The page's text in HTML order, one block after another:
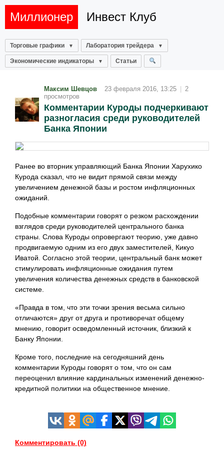
Миллионер Инвест Клуб
Торговые графики Лаборатория трейдера
Экономические индикаторы Статьи
Максим Шевцов 23 февраля 2016, 13:25
2
просмотров
Комментарии Куроды подчеркивают
разногласия среди руководителей
Банка Японии
Ранее во вторник управляющий Банка Японии Харухико
Курода сказал, что не видит прямой связи между
увеличением денежной базы и ростом инфляционных
ожиданий.
Подобные комментарии говорят о резком расхождении
взглядов среди руководителей центрального банка
страны. Слова Куроды опровергают теорию, уже давно
продвигаемую одним из его двух заместителей, Кикуо
Иватой. Согласно этой теории, центральный банк может
стимулировать инфляционные ожидания путем
увеличения количества денежных средств в банковской
системе.
«Правда в том, что эти точки зрения весьма сильно
отличаются» друг от друга и противоречат общему
мнению, говорит осведомленный источник, близкий к
Банку Японии.
Кроме того, последние на сегодняшний день
комментарии Куроды говорят о том, что он сам
переоценил влияние кардинальных изменений денежно-
кредитной политики на общественное мнение.
Комментировать (0)